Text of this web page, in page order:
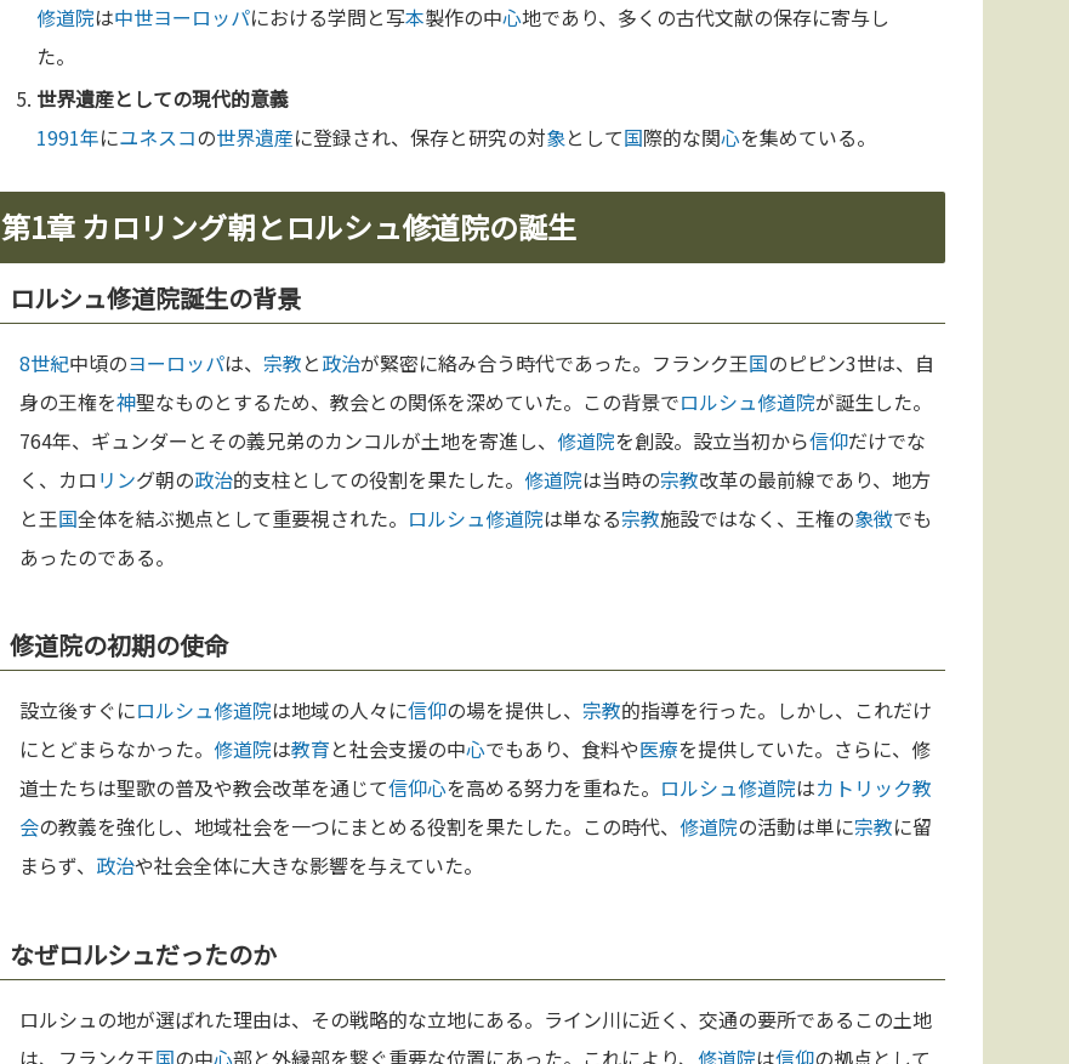
修道院は中世ヨーロッパにおける学問と写本製作の中心地であり、多くの古代文献の保存に寄与し
た。
世界遺産としての現代的意義
1991年にユネスコの世界遺産に登録され、保存と研究の対象として国際的な関心を集めている。
第1章 カロリング朝とロルシュ修道院の誕生
ロルシュ修道院誕生の背景
8世紀中頃のヨーロッパは、 宗教と政治が緊密に絡み合う時代であった。フランク王国のピピン3世は、自
身の王権を神聖なものとするため、教会との関係を深めていた。この背景でロルシュ修道院が誕生した。
764年、ギュンダーとその義兄弟のカンコルが土地を寄進し、 修道院を創設。設立当初から信仰だけでな
く、カロ リング朝の政治的支柱としての役割を果たした。 修道院は当時の宗教改革の最前線であり、地方
と王国全体を結ぶ拠点として重要視された。 ロルシュ修道院は単なる宗教施設ではなく、王権の象徴でも
あったのである。
修道院の初期の使命
設立後すぐにロルシュ修道院は地域の人々に信仰の場を提供し、 宗教的指導を行った。しかし、これだけ
にとどまらなかった。 修道院は教育と社会支援の中心でもあり、食料や医療を提供していた。さらに、修
道士たちは聖歌の普及や教会改革を通じて信仰心を高める努力を重ねた。 ロルシュ修道院はカトリック教
会の教義を強化し、地域社会を一つにまとめる役割を果たした。この時代、 修道院の活動は単に宗教に留
まらず、 政治や社会全体に大きな影響を与えていた。
なぜロルシュだったのか
ロルシュの地が選ばれた理由は、その戦略的な立地にある。ライン川に近く、交通の要所であるこの土地
は、フランク王国の中心部と外縁部を繋ぐ重要な位置にあった。これにより、 修道院は信仰の拠点として